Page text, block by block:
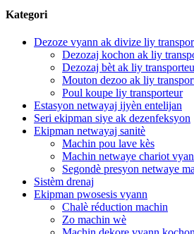
Kategori
Dezoze vyann ak divize liy
Dezozaj kochon ak liy
Dezozaj bèt ak liy
Mouton dezoo ak liy
Poul koupe liy transporteur
Estasyon netwayaj ijyèn entelijan
Seri ekipman siye ak dezenfeksyon
Ekipman netwayaj sanitè
Machin pou lave kès
Machin netwaye chariot
Segondè presyon netwaye
Sistèm drenaj
Ekipman pwosesis vyann
Chalè réduction machin
Zo machin wè